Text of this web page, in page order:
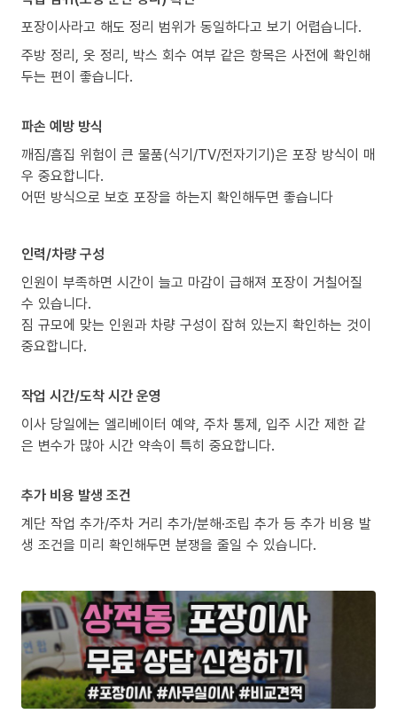
포장이사라고 해도 정리 범위가 동일하다고 보기 어렵습니다.
주방 정리, 옷 정리, 박스 회수 여부 같은 항목은 사전에 확인해
두는 편이 좋습니다.
파손 예방 방식
깨짐/흠집 위험이 큰 물품(식기/TV/전자기기)은 포장 방식이 매
우 중요합니다.
어떤 방식으로 보호 포장을 하는지 확인해두면 좋습니다
인력/차량 구성
인원이 부족하면 시간이 늘고 마감이 급해져 포장이 거칠어질
수 있습니다.
짐 규모에 맞는 인원과 차량 구성이 잡혀 있는지 확인하는 것이
중요합니다.
작업 시간/도착 시간 운영
이사 당일에는 엘리베이터 예약, 주차 통제, 입주 시간 제한 같
은 변수가 많아 시간 약속이 특히 중요합니다.
추가 비용 발생 조건
계단 작업 추가/주차 거리 추가/분해·조립 추가 등 추가 비용 발
생 조건을 미리 확인해두면 분쟁을 줄일 수 있습니다.